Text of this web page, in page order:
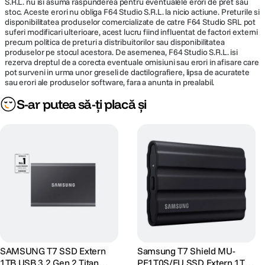
Transforma-ti ambalajele ecologice, certificate FSC, in instrumente
practice sau alege sa reciclezi, pentru o durabilitate sporita. Certificat la
nivel global pentru eficienta sa energetica, monitorul Samsung dispune
de un mod de economisire eco plus, care pastreaza pana la 10% mai
multa energie, mentinand in acelasi timp o calitate a imaginii luminoasa si
intensa.
Auto Source Switch
Putere
consumata
26.1 W
FACILITATI
Functii speciale
Tip suport HAS HAS (suport reglabil pe
înaltime) 120.0mm(±5.0mm) Înclinare-
2.0°(±2.0°)~25.0°(±2.0°) Rotire -30.0°
(±2.0°)~30.0°(±2.0°) Pivotare -2.0°
Montare pe
perete
PIP ECO Light Sensor Eco Saving Plus
HDR10 FlickerFree Auto Source Switch
stoc. Aceste erori nu obliga F64 Studio S.R.L. la nicio actiune. Preturile si
disponibilitatea produselor comercializate de catre F64 Studio SRL pot
suferi modificari ulterioare, acest lucru fiind influentat de factori externi
precum politica de preturi a distribuitorilor sau disponibilitatea
produselor pe stocul acestora. De asemenea, F64 Studio S.R.L. isi
rezerva dreptul de a corecta eventuale omisiuni sau erori in afisare care
pot surveni in urma unor greseli de dactilografiere, lipsa de acuratete
sau erori ale produselor software, fara a anunta in prealabil.
S-ar putea să-ți placă și
SAMSUNG T7 SSD Extern
1TB USB 3.2 Gen 2 Titan
Samsung T7 Shield MU-
PE1T0S/EU SSD Extern 1TB